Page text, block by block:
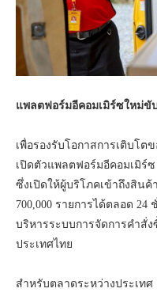
แพลตฟอร์มอีคอมเมิร์ซใหม่ขั
เพื่อรองรับโอกาสการเติบโ
เปิดตัวแพลตฟอร์มอีคอมเมิร์ซ
ซึ่งเปิดให้ผู้บริโภคเข้าถึงสิน
700,000 รายการได้ตลอด 24
บริหารระบบการจัดการคำสั่
ประเทศไทย
สำหรับตลาดระหว่างประเ